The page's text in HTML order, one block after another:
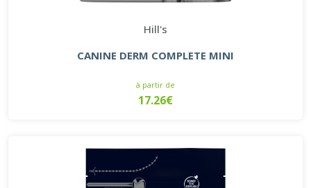
Hill's
CANINE DERM COMPLETE MINI
à partir de
17.26€